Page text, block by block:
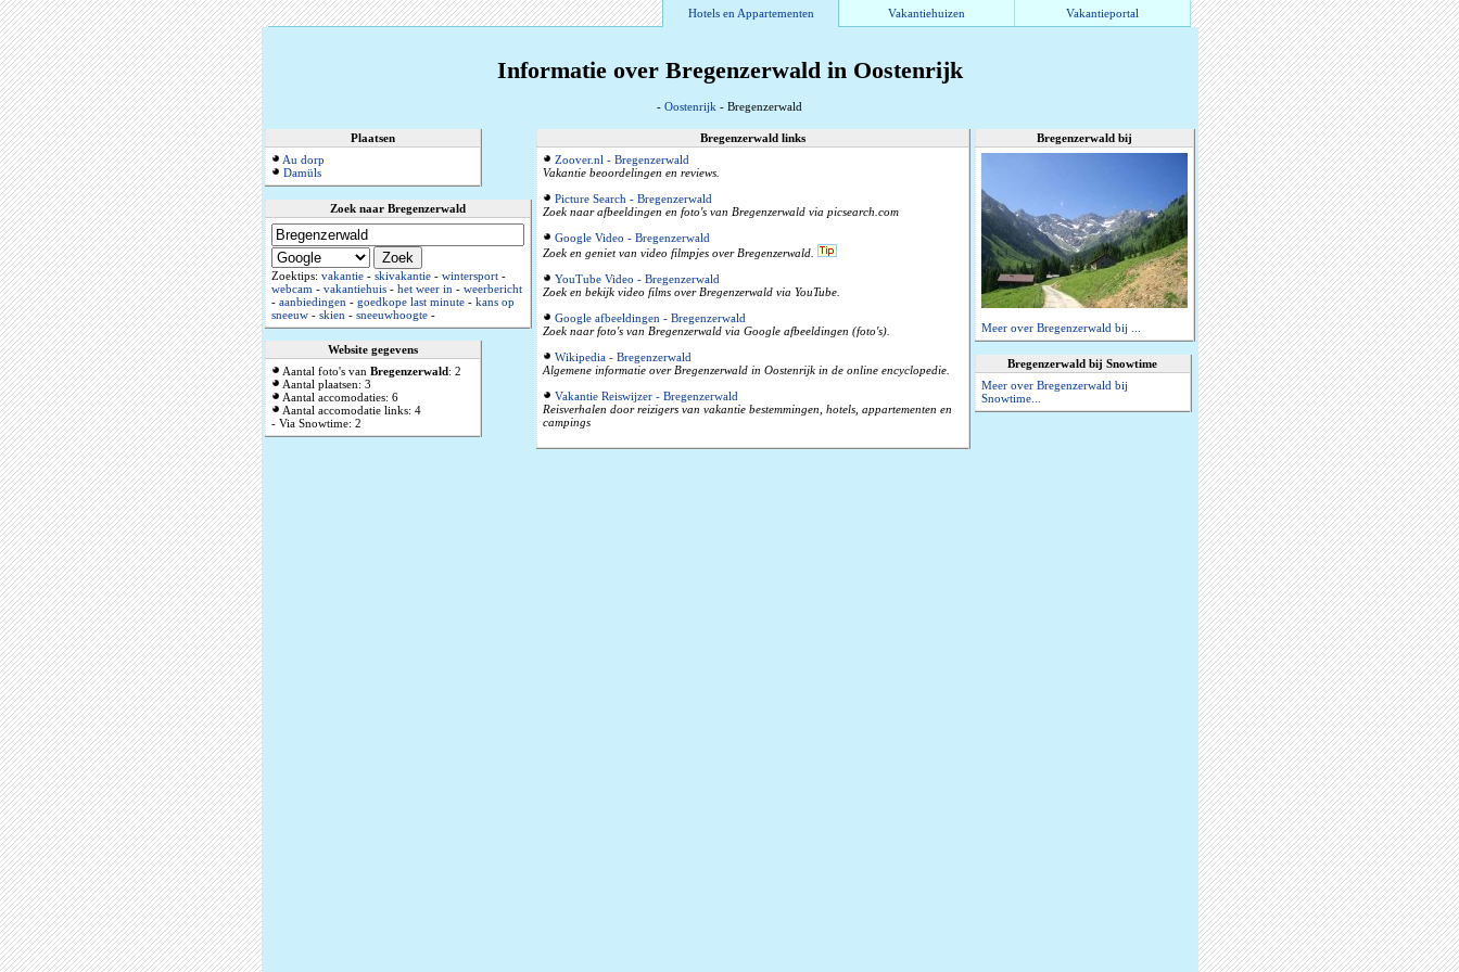
Hotels en Appartementen Vakantiehuizen Vakantieportal
Informatie over Bregenzerwald in Oostenrijk
- Oostenrijk - Bregenzerwald
Plaatsen
Au dorp
Damüls
Zoek naar Bregenzerwald
Zoektips: vakantie- skivakantie- wintersport-
webcam- vakantiehuis- het weer in- weerbericht
- aanbiedingen- goedkope last minute- kans op
sneeuw- skien- sneeuwhoogte-
Website gegevens
Aantal foto's van Bregenzerwald: 2
Aantal plaatsen: 3
Aantal accomodaties: 6
Aantal accomodatie links: 4
- Via Snowtime: 2
Bregenzerwald links
Zoover.nl - Bregenzerwald
Vakantie beoordelingen en reviews.
Picture Search - Bregenzerwald
Zoek naar afbeeldingen en foto's van Bregenzerwald via picsearch.com
Google Video - Bregenzerwald
Zoek en geniet van video filmpjes over Bregenzerwald.
YouTube Video - Bregenzerwald
Zoek en bekijk video films over Bregenzerwald via YouTube.
Google afbeeldingen - Bregenzerwald
Zoek naar foto's van Bregenzerwald via Google afbeeldingen (foto's).
Wikipedia - Bregenzerwald
Algemene informatie over Bregenzerwald in Oostenrijk in de online encyclopedie.
Vakantie Reiswijzer - Bregenzerwald
Reisverhalen door reizigers van vakantie bestemmingen, hotels, appartementen en
campings
Bregenzerwald bij
Meer over Bregenzerwald bij ...
Bregenzerwald bij Snowtime
Meer over Bregenzerwald bij
Snowtime...